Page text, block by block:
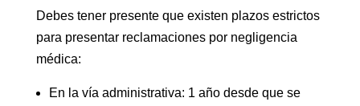
Debes tener presente que existen plazos estrictos
para presentar reclamaciones por negligencia
médica:
En la vía administrativa: 1 año desde que se